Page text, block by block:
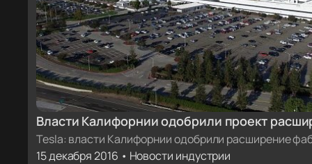
Власти Калифорнии одобрили проект
Motors [бонус: фото завода с высоты
Tesla: власти Калифорнии одобрили расширение
15 декабря 2016 • Новости индустрии